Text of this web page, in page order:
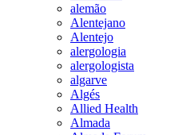
alemão
Alentejano
Alentejo
alergologia
alergologista
algarve
Algés
Allied Health
Almada